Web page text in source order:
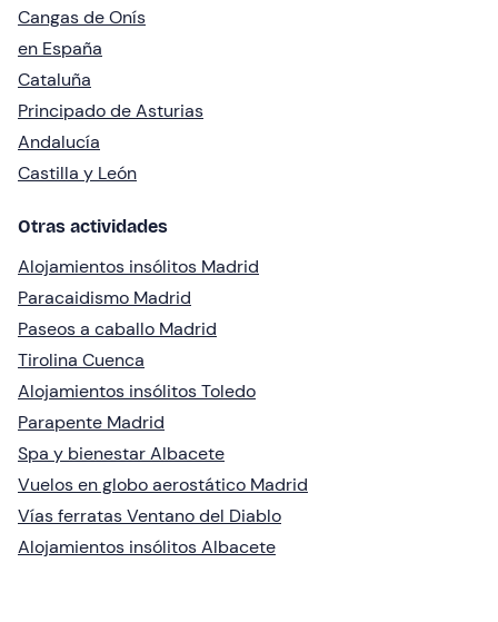
Cangas de Onís
en España
Cataluña
Principado de Asturias
Andalucía
Castilla y León
Otras actividades
Alojamientos insólitos Madrid
Paracaidismo Madrid
Paseos a caballo Madrid
Tirolina Cuenca
Alojamientos insólitos Toledo
Parapente Madrid
Spa y bienestar Albacete
Vuelos en globo aerostático Madrid
Vías ferratas Ventano del Diablo
Alojamientos insólitos Albacete